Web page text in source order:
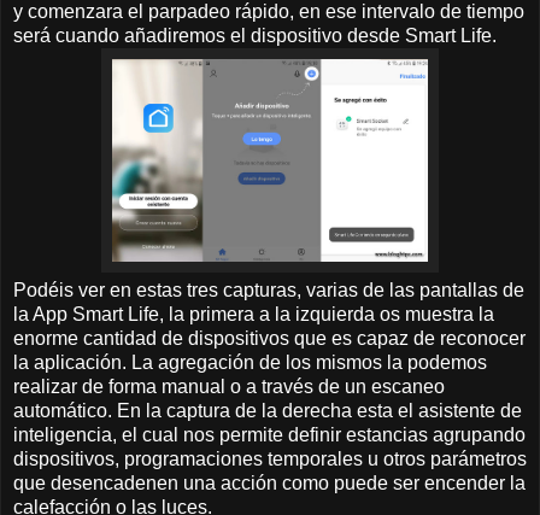
y comenzara el parpadeo rápido, en ese intervalo de tiempo
será cuando añadiremos el dispositivo desde Smart Life.
Podéis ver en estas tres capturas, varias de las pantallas de
la App Smart Life, la primera a la izquierda os muestra la
enorme cantidad de dispositivos que es capaz de reconocer
la aplicación. La agregación de los mismos la podemos
realizar de forma manual o a través de un escaneo
automático. En la captura de la derecha esta el asistente de
inteligencia, el cual nos permite definir estancias agrupando
dispositivos, programaciones temporales u otros parámetros
que desencadenen una acción como puede ser encender la
calefacción o las luces.